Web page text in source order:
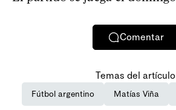
Comentar
Temas del artículo
Fútbol argentino Matías Viña